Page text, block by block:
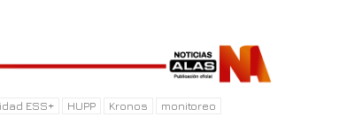
ESS+ HUPP Kronos
monitoreo